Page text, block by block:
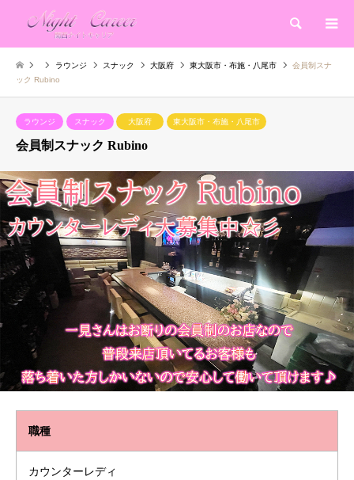
検索
ラウンジ スナック 大阪府 東大阪市・布施・八尾市
会員制スナ
ック Rubino
ラウンジ スナック 大阪府 東大阪市・布施・八尾市
会員制スナック Rubino
職種
カウンターレディ